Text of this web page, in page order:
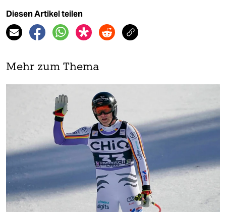
Diesen Artikel teilen
Mehr zum Thema